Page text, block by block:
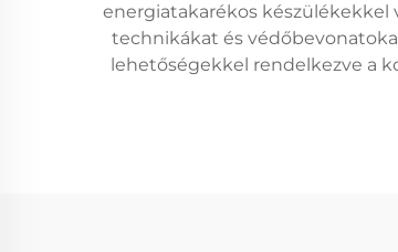
energiatakarékos készülékekkel
technikákat és
lehetőségekkel rendelkezve a